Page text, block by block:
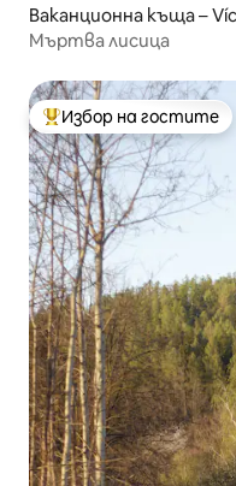
Ваканционна къща –
Мъртва лисица
Най-популярен избор
Избор на гостите